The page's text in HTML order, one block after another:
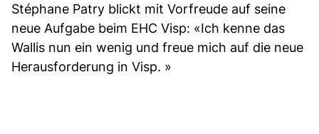
Stéphane Patry blickt mit Vorfreude auf seine
neue Aufgabe beim EHC Visp: «Ich kenne das
Wallis nun ein wenig und freue mich auf die neue
Herausforderung in Visp. »